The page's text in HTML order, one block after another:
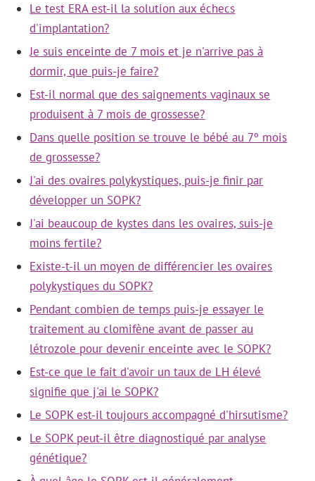
Le test ERA est-il la solution aux échecs
d'implantation?
Je suis enceinte de 7 mois et je n'arrive pas à
dormir, que puis-je faire?
Est-il normal que des saignements vaginaux se
produisent à 7 mois de grossesse?
Dans quelle position se trouve le bébé au 7º mois
de grossesse?
J'ai des ovaires polykystiques, puis-je finir par
développer un SOPK?
J'ai beaucoup de kystes dans les ovaires, suis-je
moins fertile?
Existe-t-il un moyen de différencier les ovaires
polykystiques du SOPK?
Pendant combien de temps puis-je essayer le
traitement au clomifène avant de passer au
létrozole pour devenir enceinte avec le SOPK?
Est-ce que le fait d'avoir un taux de LH élevé
signifie que j'ai le SOPK?
Le SOPK est-il toujours accompagné d'hirsutisme?
Le SOPK peut-il être diagnostiqué par analyse
génétique?